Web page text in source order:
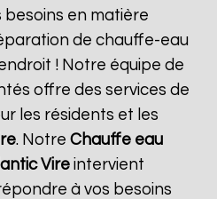
besoins en matière
de chauffe-eau
! Notre équipe de
offre des services de
les résidents et les
. NotreChauffe eau
Vireintervient
à vos besoins